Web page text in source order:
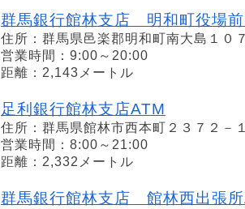
群馬銀行館林支店 明和町役場
住所：群馬県邑楽郡明和町南大島１０
営業時間：9:00～20:00
距離：2,143メートル
足利銀行館林支店ATM
住所：群馬県館林市西本町２３７２－
営業時間：8:00～21:00
距離：2,332メートル
群馬銀行館林支店 館林西出張